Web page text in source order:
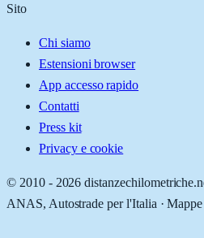
Sito
Chi siamo
Estensioni browser
App accesso rapido
Contatti
Press kit
Privacy e cookie
© 2010 - 2026
ANAS, Autostrade per l'Italia ·